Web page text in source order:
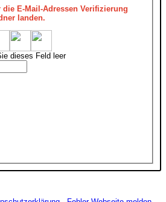
die E-Mail-Adressen Verifizierung
landen.
dieses Feld leer